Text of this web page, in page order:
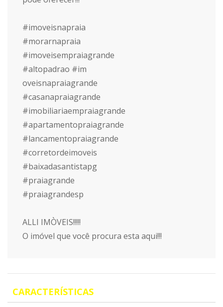
#imoveisnapraia
#morarnapraia
#imoveisempraiagrande
#altopadrao #im
oveisnapraiagrande
#casanapraiagrande
#imobiliariaempraiagrande
#apartamentopraiagrande
#lancamentopraiagrande
#corretordeimoveis
#baixadasantistapg
#praiagrande
#praiagrandesp
ALLI IMÒVEIS!!!!!
O imóvel que você procura esta aqui!!!
CARACTERÍSTICAS